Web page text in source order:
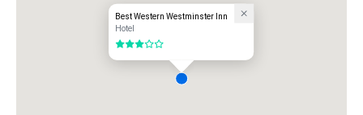
Best Western Westminster Inn
Hotel
3 von 5